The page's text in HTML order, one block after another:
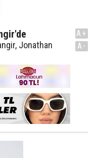
Jonathan
A+
A-